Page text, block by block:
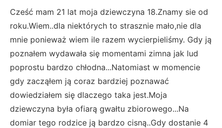
Cześć mam 21 lat moja dziewczyna 18.Znamy sie od
roku.Wiem..dla niektórych to strasznie mało,nie dla
mnie ponieważ wiem ile razem wycierpieliśmy. Gdy ją
poznałem wydawała się momentami zimna jak lud
poprostu bardzo chłodna...Natomiast w momencie
gdy zacząłem ją coraz bardziej poznawać
dowiedziałem się dlaczego taka jest.Moja
dziewczyna była ofiarą gwałtu zbiorowego...Na
domiar tego rodzice ją bardzo cisną..Gdy dostanie 4